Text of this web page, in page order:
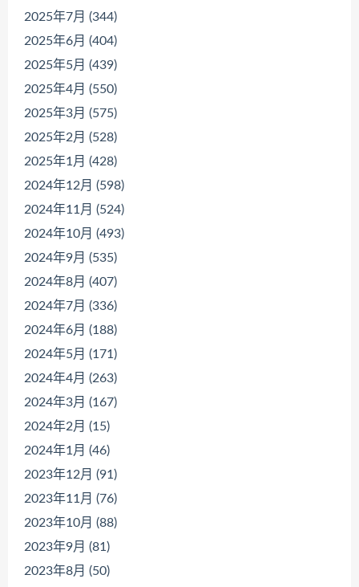
2025年7月 (344)
2025年6月 (404)
2025年5月 (439)
2025年4月 (550)
2025年3月 (575)
2025年2月 (528)
2025年1月 (428)
2024年12月 (598)
2024年11月 (524)
2024年10月 (493)
2024年9月 (535)
2024年8月 (407)
2024年7月 (336)
2024年6月 (188)
2024年5月 (171)
2024年4月 (263)
2024年3月 (167)
2024年2月 (15)
2024年1月 (46)
2023年12月 (91)
2023年11月 (76)
2023年10月 (88)
2023年9月 (81)
2023年8月 (50)